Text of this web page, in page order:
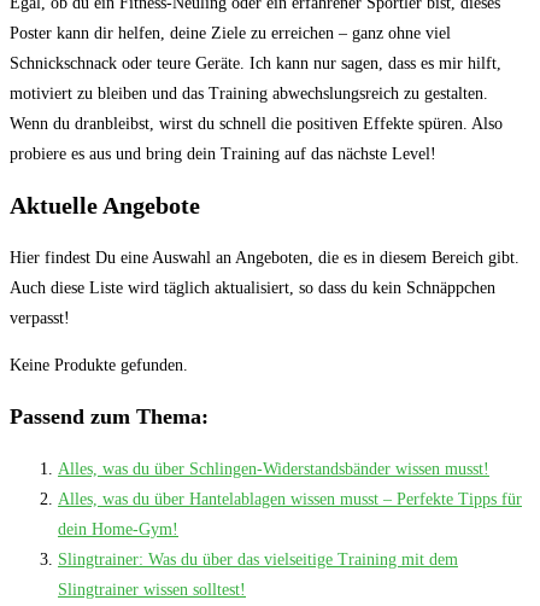
Poster kann dir⁣ helfen, deine Ziele zu erreichen – ganz ohne‌ viel
Schnickschnack oder teure Geräte. Ich kann nur sagen, dass es mir⁢ hilft,
motiviert ⁤zu bleiben und ‍das Training abwechslungsreich zu gestalten.‌
Wenn du dranbleibst, wirst du schnell die positiven Effekte spüren. Also
probiere es aus und bring ⁤dein Training​ auf das nächste Level!
Aktuelle Angebote
Hier findest Du eine Auswahl an Angeboten, die es in diesem Bereich gibt.
Auch diese Liste wird täglich aktualisiert, so dass du kein Schnäppchen
verpasst!
Keine Produkte gefunden.
Passend zum Thema:
Alles, was du über Schlingen-Widerstandsbänder wissen musst!
Alles, was du über Hantelablagen wissen musst – Perfekte Tipps für
dein Home-Gym!
Slingtrainer: Was du über das vielseitige Training mit dem
Slingtrainer wissen solltest!